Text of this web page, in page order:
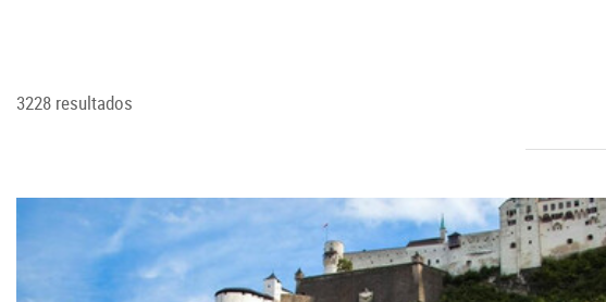
3228 resultados